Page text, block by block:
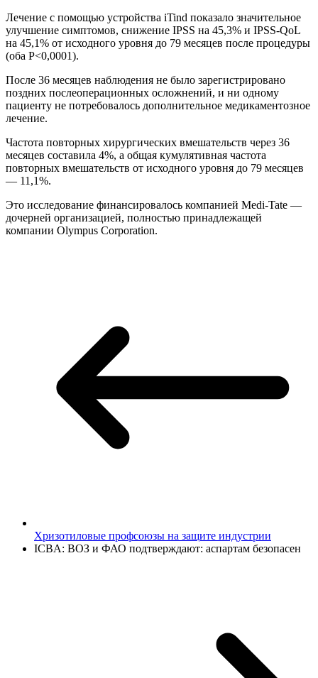
Лечение с помощью устройства iTind показало значительное
улучшение симптомов, снижение IPSS на 45,3% и IPSS-QoL
на 45,1% от исходного уровня до 79 месяцев после процедуры
(оба P<0,0001).
После 36 месяцев наблюдения не было зарегистрировано
поздних послеоперационных осложнений, и ни одному
пациенту не потребовалось дополнительное медикаментозное
лечение.
Частота повторных хирургических вмешательств через 36
месяцев составила 4%, а общая кумулятивная частота
повторных вмешательств от исходного уровня до 79 месяцев
— 11,1%.
Это исследование финансировалось компанией Medi-Tate —
дочерней организацией, полностью принадлежащей
компании Olympus Corporation.
Хризотиловые профсоюзы на защите индустрии
ICBA: ВОЗ и ФАО подтверждают: аспартам безопасен